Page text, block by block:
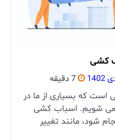
کشی
7 دقیقه
است که بسیاری از ما در
می ‌شویم. اسباب کشی
شود، مانند تغییر